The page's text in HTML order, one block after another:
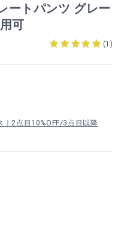
ートパンツ グレー
可
(1 )
｜2点目10%OFF/3点目以降